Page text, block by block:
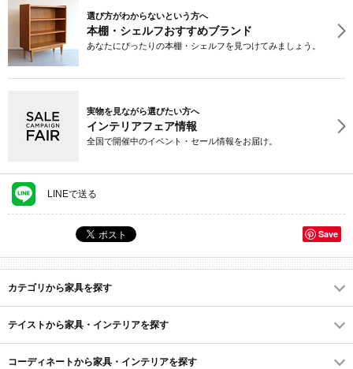
選び方がわからないという方へ
本棚・シェルフおすすめブランド
あなたにぴったりの本棚・シェルフを見つけてみましょう。
実物を見ながら選びたい方へ
インテリアフェア情報
全国で開催中のイベント・セール情報をお届け。
LINEで送る
Save
カテゴリから家具を探す
テイストから家具・インテリアを探す
コーディネートから家具・インテリアを探す